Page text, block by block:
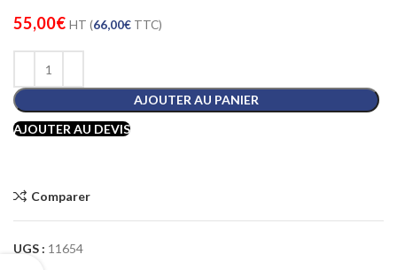
55,00€ HT (66,00€ TTC)
AJOUTER AU PANIER
AJOUTER AU DEVIS
Comparer
UGS : 11654